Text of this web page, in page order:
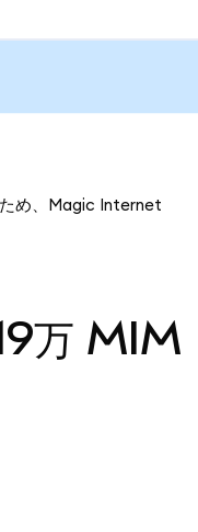
め、Magic Internet
万 MIM